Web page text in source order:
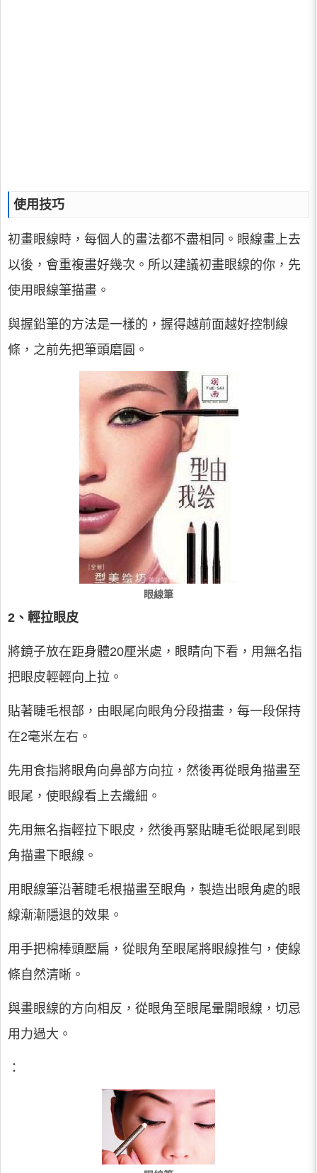
使用技巧
初畫眼線時，每個人的畫法都不盡相同。眼線畫上去
以後，會重複畫好幾次。所以建議初畫眼線的你，先
使用眼線筆描畫。
與握鉛筆的方法是一樣的，握得越前面越好控制線
條，之前先把筆頭磨圓。
眼線筆
2、輕拉眼皮
將鏡子放在距身體20厘米處，眼睛向下看，用無名指
把眼皮輕輕向上拉。
貼著睫毛根部，由眼尾向眼角分段描畫，每一段保持
在2毫米左右。
先用食指將眼角向鼻部方向拉，然後再從眼角描畫至
眼尾，使眼線看上去纖細。
先用無名指輕拉下眼皮，然後再緊貼睫毛從眼尾到眼
角描畫下眼線。
用眼線筆沿著睫毛根描畫至眼角，製造出眼角處的眼
線漸漸隱退的效果。
用手把棉棒頭壓扁，從眼角至眼尾將眼線推勻，使線
條自然清晰。
與畫眼線的方向相反，從眼角至眼尾暈開眼線，切忌
用力過大。
：